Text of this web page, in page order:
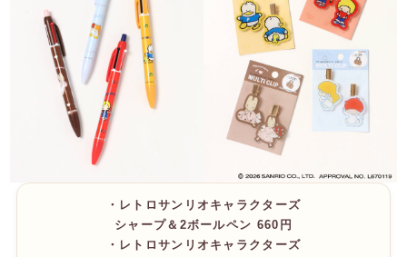
・レトロサンリオキャラクターズ
シャープ＆2ボールペン 660円
・レトロサンリオキャラクターズ